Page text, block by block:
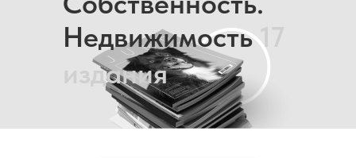
Недвижимость17
издания